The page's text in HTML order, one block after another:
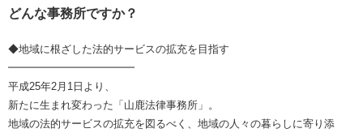
どんな事務所ですか？
◆地域に根ざした法的サービスの拡充を目指す
━━━━━━━━━━━━
平成25年2月1日より、
新たに生まれ変わった「山鹿法律事務所」。
地域の法的サービスの拡充を図るべく、地域の人々の暮らしに寄り添